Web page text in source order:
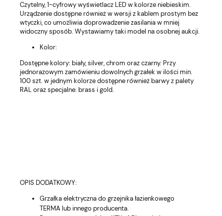
Czytelny, 1-cyfrowy wyświetlacz LED w kolorze niebieskim.
Urządzenie dostępne również w wersji z kablem prostym bez
wtyczki, co umożliwia doprowadzenie zasilania w mniej
widoczny sposób. Wystawiamy taki model na osobnej aukcji.
Kolor:
Dostępne kolory: biały, silver, chrom oraz czarny. Przy
jednorazowym zamówieniu dowolnych grzałek w ilości min.
100 szt. w jednym kolorze dostępne również barwy z palety
RAL oraz specjalne: brass i gold.
OPIS DODATKOWY:
Grzałka elektryczna do grzejnika łazienkowego
TERMA lub innego producenta.